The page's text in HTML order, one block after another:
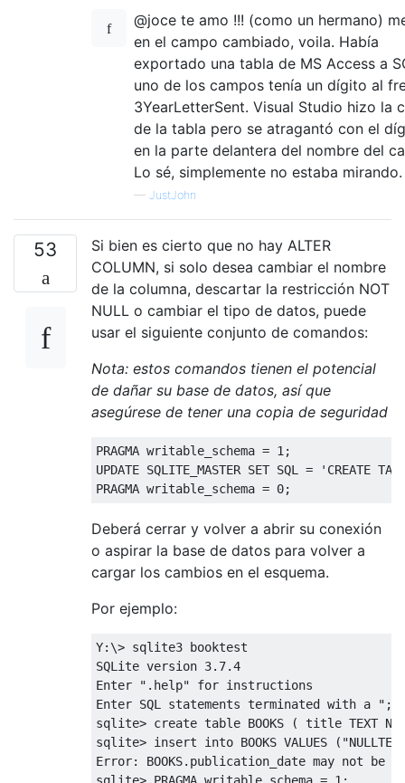
@joce te amo !!! (como un hermano)
en el campo cambiado, voila. Había
exportado una tabla de MS Access a
uno de los campos tenía un dígito al
3YearLetterSent. Visual Studio hizo la
de la tabla pero se atragantó con el
en la parte delantera del nombre del
Lo sé, simplemente no estaba mirando.
— JustJohn
53
Si bien es cierto que no hay ALTER
COLUMN, si solo desea cambiar el nombre
de la columna, descartar la restricción NOT
NULL o cambiar el tipo de datos, puede
usar el siguiente conjunto de comandos:
Nota: estos comandos tienen el potencial
de dañar su base de datos, así que
asegúrese de tener una copia de seguridad
PRAGMA writable_schema = 1 ;
UPDATE SQLITE_MASTER SET SQL =
'CREATE
PRAGMA writable_schema = 0;
Deberá cerrar y volver a abrir su conexión
o aspirar la base de datos para volver a
cargar los cambios en el esquema.
Por ejemplo:
Y:\> sqlite3 booktest
SQLite version 3.7.4
Enter
".help" for instructions
Enter SQL statements terminated with a
";"
sqlite> create table BOOKS ( title TEXT
sqlite> insert into BOOKS VALUES (
Error: BOOKS. publication_date may not be